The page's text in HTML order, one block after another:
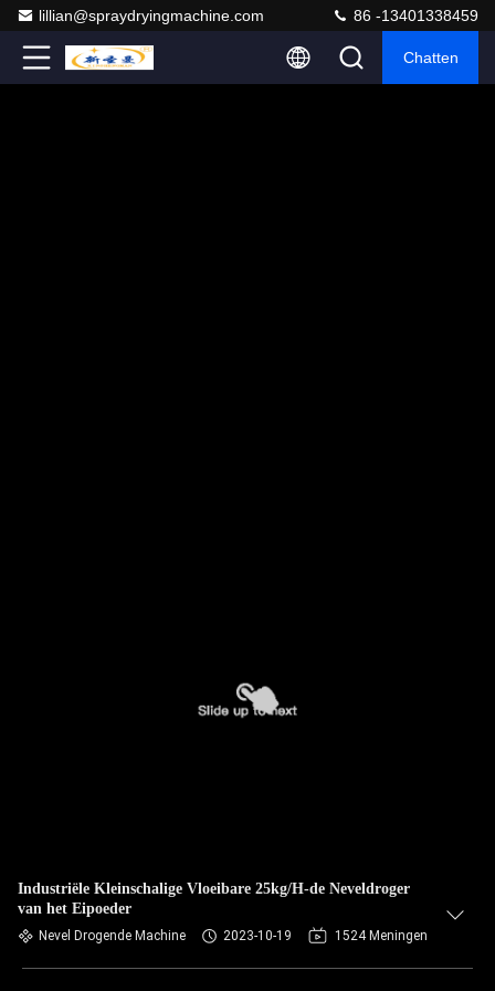
lillian@spraydryingmachine.com 86 -13401338459
Chatten
Industriële Kleinschalige Vloeibare 25kg/H-de Neveldroger
van het Eipoeder
Nevel Drogende Machine 2023-10-19 1524 Meningen